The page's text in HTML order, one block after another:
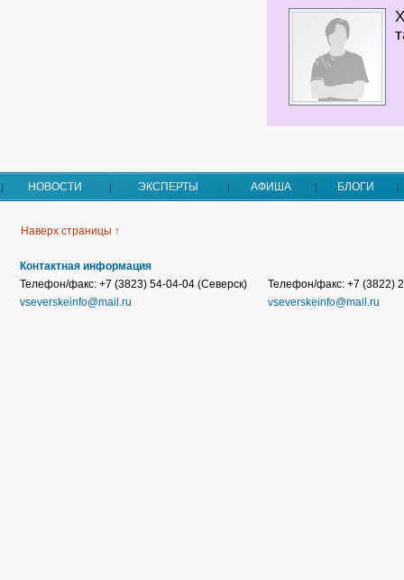
НОВОСТИ ЭКСПЕРТЫ АФИША БЛОГИ
Наверх страницы ↑
Контактная информация
Телефон/факс: +7 (3823) 54-04-04 (Северск)
vseverskeinfo@mail.ru
Телефон/факс: +7 (3822)
vseverskeinfo@mail.ru